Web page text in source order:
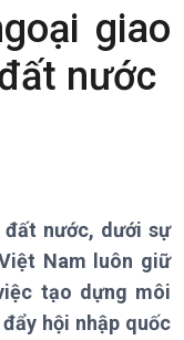
6h
12h
18h
21h30
giao
nước
đất nước, dưới sự
Nam luôn giữ
tạo dựng môi
hội nhập quốc